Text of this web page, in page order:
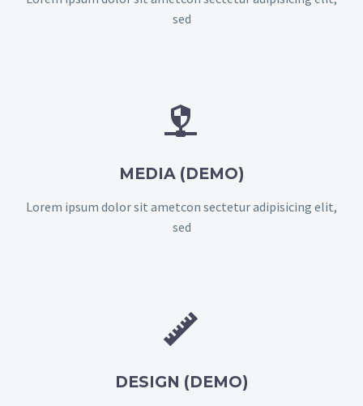
sed


MEDIA (DEMO)
Lorem ipsum dolor sit ametcon sectetur adipisicing elit,
sed


DESIGN (DEMO)